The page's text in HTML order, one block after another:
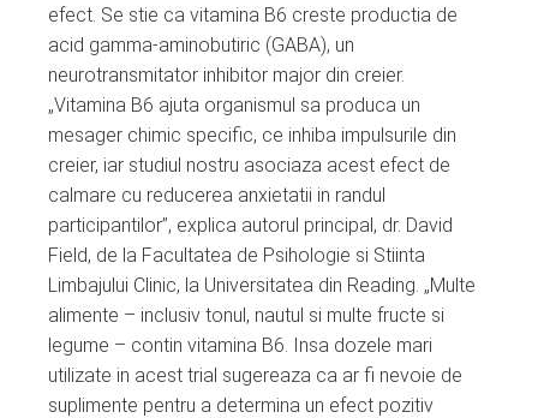
efect. Se stie ca vitamina B6 creste productia de
acid gamma-aminobutiric (GABA), un
neurotransmitator inhibitor major din creier.
„Vitamina B6 ajuta organismul sa produca un
mesager chimic specific, ce inhiba impulsurile din
creier, iar studiul nostru asociaza acest efect de
calmare cu reducerea anxietatii in randul
participantilor”, explica autorul principal, dr. David
Field, de la Facultatea de Psihologie si Stiinta
Limbajului Clinic, la Universitatea din Reading. „Multe
alimente – inclusiv tonul, nautul si multe fructe si
legume – contin vitamina B6. Insa dozele mari
utilizate in acest trial sugereaza ca ar fi nevoie de
suplimente pentru a determina un efect pozitiv